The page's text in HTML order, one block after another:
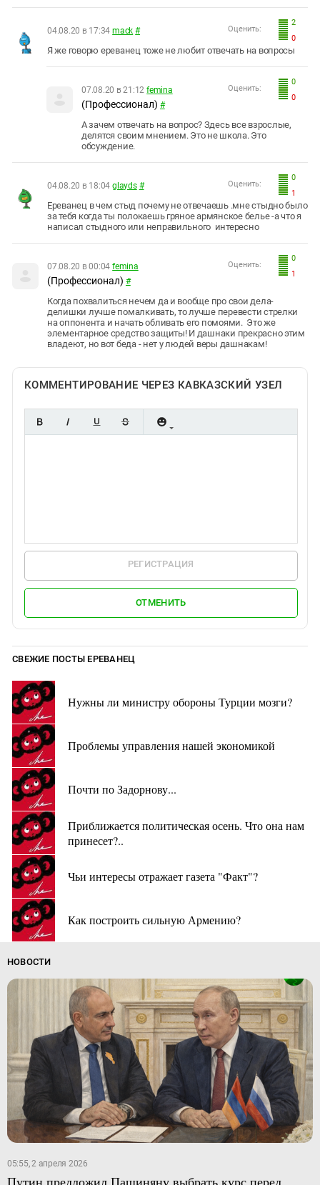
2
0
Оценить:
04.08.20 в 17:34 mack #
Я же говорю ереванец тоже не любит отвечать на вопросы
0
0
Оценить:
07.08.20 в 21:12 femina
(Профессионал) #
А зачем отвечать на вопрос? Здесь все взрослые,
делятся своим мнением. Это не школа. Это
обсуждение.
0
1
Оценить:
04.08.20 в 18:04 glayds #
Ереванец в чем стыд почему не отвечаешь .мне стыдно было
за тебя когда ты полокаешь гряное армянское белье -а что я
написал стыдного или неправильного интересно
0
1
Оценить:
07.08.20 в 00:04 femina
(Профессионал) #
Когда похвалиться нечем да и вообще про свои дела-
делишки лучше помалкивать, то лучше перевести стрелки
на оппонента и начать обливать его помоями. Это же
элементарное средство защиты! И дашнаки прекрасно этим
владеют, но вот беда - нет у людей веры дашнакам!
КОММЕНТИРОВАНИЕ ЧЕРЕЗ КАВКАЗСКИЙ УЗЕЛ
РЕГИСТРАЦИЯ
ОТМЕНИТЬ
СВЕЖИЕ ПОСТЫ ЕРЕВАНЕЦ
Нужны ли министру обороны Турции мозги?
Проблемы управления нашей экономикой
Почти по Задорнову...
Приближается политическая осень. Что она нам
принесет?..
Чьи интересы отражает газета "Факт"?
Как построить сильную Армению?
НОВОСТИ
05:55, 2 апреля 2026